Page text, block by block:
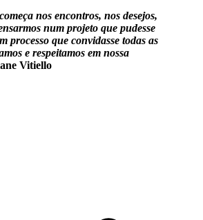
nos encontros, nos desejos,
num projeto que pudesse
processo que convidasse todas as
e respeitamos em nossa
Vitiello